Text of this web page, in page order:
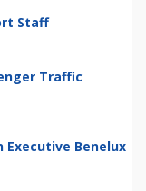
Staff
Traffic
Executive Benelux